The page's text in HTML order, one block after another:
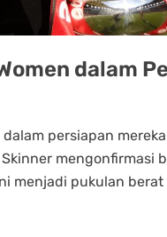
dalam
persiapan mereka
mengonfirmasi
menjadi pukulan